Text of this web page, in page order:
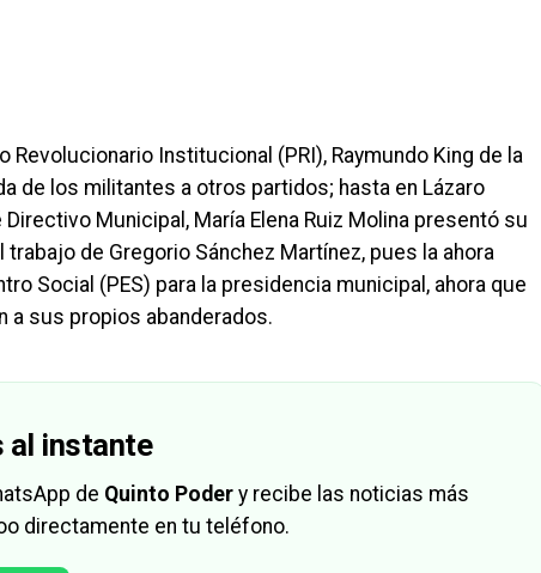
Revolucionario Institucional (PRI), Raymundo King de la
de los militantes a otros partidos; hasta en Lázaro
Municipal, María Elena Ruiz Molina presentó su
trabajo de Gregorio Sánchez Martínez, pues la ahora
Social (PES) para la presidencia municipal, ahora que
a sus propios abanderados.
al instante
de Quinto Poder y recibe las noticias más
directamente en tu teléfono.